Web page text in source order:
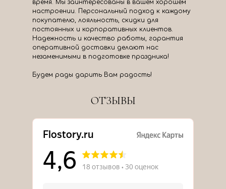
время. Мы заинтересованы в вашем хорошем
настроении. Персональный подход к каждому
покупателю, лояльность, скидки для
постоянных и корпоративных клиентов.
Надежность и качество работы, гарантия
оперативной доставки делают нас
незаменимыми в подготовке праздника!
Будем рады дарить Вам радость!
ОТЗЫВЫ